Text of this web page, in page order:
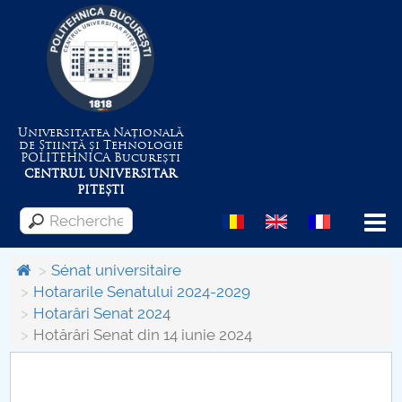
Universitatea Națională
de Știință și Tehnologie
POLITEHNICABucurești
CENTRUL UNIVERSITAR
PITEȘTI
Menu
Despre Universitate
Centrul de Management al Proiectelor
Sénat universitaire
Hotararile Senatului 2024-2029
Hotarâri Senat 2024
Hotărâri Senat din 14 iunie 2024